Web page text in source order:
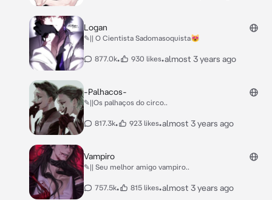
Logan
✎|| O Cientista Sadomasoquista😻
877.0k• 930 likes•almost 3 years ago
-Palhacos-
✎||Os palhaços do circo..
817.3k• 923 likes•almost 3 years ago
Vampiro
✎|| Seu melhor amigo vampiro..
757.5k• 815 likes•almost 3 years ago